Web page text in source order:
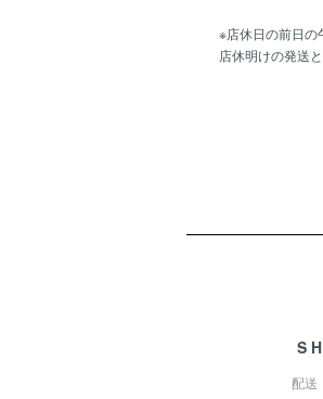
※店休日の前日の
店休明けの発送
配送